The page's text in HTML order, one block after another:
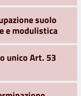
suolo
e modulistica
unico Art. 53